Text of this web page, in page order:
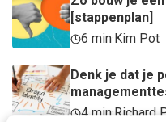
[stappenplan]
6 min·Kim Pot
Denk je dat je
4 min·Richard